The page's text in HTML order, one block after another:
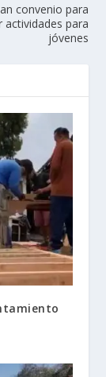
convenio para
actividades para
jóvenes